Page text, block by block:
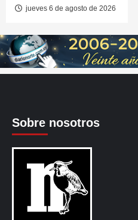
jueves 6 de agosto de 2026
Sobre nosotros